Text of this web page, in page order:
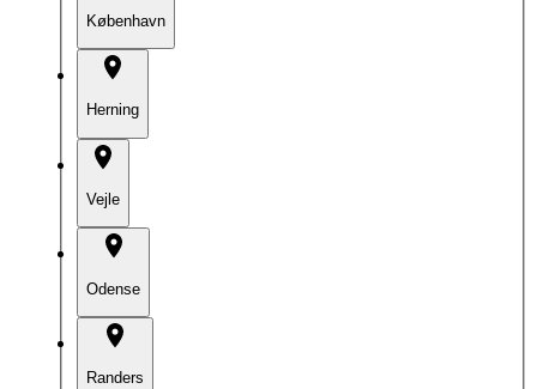
København
Herning
Vejle
Odense
Randers